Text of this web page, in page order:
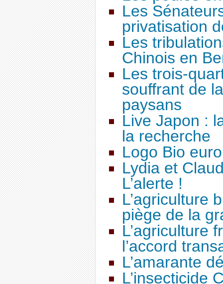
Les
privatisation
Les
Chinois en
Les trois-
souffrant de
paysans
Live Japon :
la recherche
Logo Bio
Lydia et
L’alerte !
L’agriculture
piège de la
L’agriculture
l’accord
L’amarante
L’insecticide